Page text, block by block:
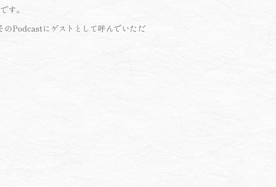
す。
のPodcastにゲストとして呼んでいただ